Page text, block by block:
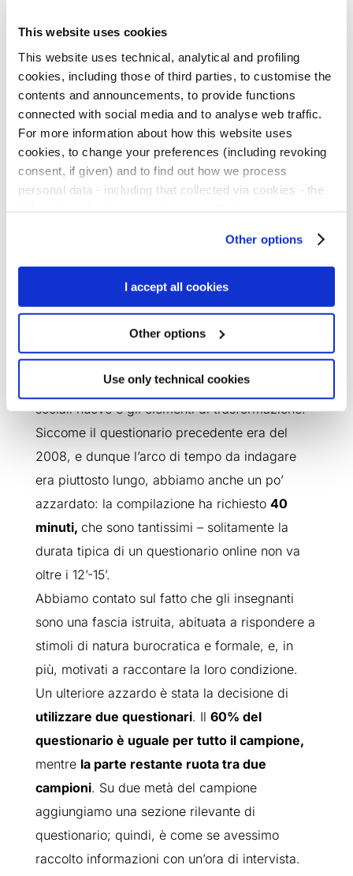
This website uses cookies
This website uses technical, analytical and profiling
cookies, including those of third parties, to customise the
contents and announcements, to provide functions
connected with social media and to analyse web traffic.
For more information about how this website uses
cookies, to change your preferences (including revoking
consent, if given) and to find out how we process
personal data - including that collected via cookies - the
“Only use necessary cookies”, no cookie or other
tracking devices will be installed apart from the technical
cookies. By clicking on “Accept all cookies”, you give
consent to the installation of all cookies used by the
exactly which cookies to authorise.
Other options
I accept all cookies
Other options
Use only technical cookies
cui sono.
Il questionario: come si costruisce?
Allacostruzione del questionariohanno
tematiche in Italia. Avevamo da un lato il
vincolo (che è anche una risorsa) dei
questionari delle indagini precedenti – perché
volevamo poter fare alcuni confronti nel tempo;
dall’altro lato, essendo la scuola l’avamposto di
ogni cambiamento, dovevano necessariamente
confluire nel questionario tutte le tematiche
sociali nuove e gli elementi di trasformazione.
Siccome il questionario precedente era del
2008, e dunque l’arco di tempo da indagare
era piuttosto lungo, abbiamo anche un po’
azzardato: la compilazione ha richiesto 40
minuti, che sono tantissimi – solitamente la
durata tipica di un questionario online non va
oltre i 12’-15’.
Abbiamo contato sul fatto che gli insegnanti
sono una fascia istruita, abituata a rispondere a
stimoli di natura burocratica e formale, e, in
più, motivati a raccontare la loro condizione.
Un ulteriore azzardo è stata la decisione di
utilizzare due questionari. Il 60% del
questionario è uguale per tutto il campione,
mentre la parte restante ruota tra due
campioni. Su due metà del campione
aggiungiamo una sezione rilevante di
questionario; quindi, è come se avessimo
raccolto informazioni con un’ora di intervista.